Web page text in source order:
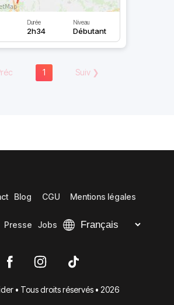
Durée
2h34
Niveau
Débutant
1 Suiv ❯
Blog CGU Mentions légales
Presse Jobs
• Tous droits réservés • 2026